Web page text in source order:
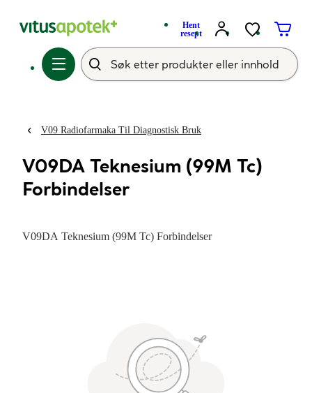
Hent
resept
V09 Radiofarmaka Til Diagnostisk Bruk
V09DA Teknesium (99M Tc)
Forbindelser
V09DA Teknesium (99M Tc) Forbindelser